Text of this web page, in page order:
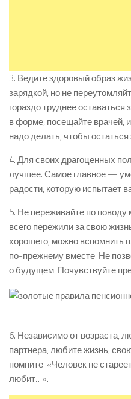
3. Ведите здоровый образ
зарядкой, но не
гораздо труднее
в форме, посещайте врачей,
надо делать, чтобы
4. Для своих драгоценных
лучшее. Самое главное —
радости, которую испытает
5. Не переживайте по
всего пережили за свою
хорошего, можно вспомнить
по-прежнему вместе. Не
о будущем. Почувствуйте
6. Независимо от возраста,
партнера, любите жизнь,
помните: «Человек не
любит…».